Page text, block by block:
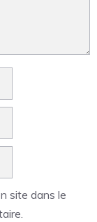
site dans le